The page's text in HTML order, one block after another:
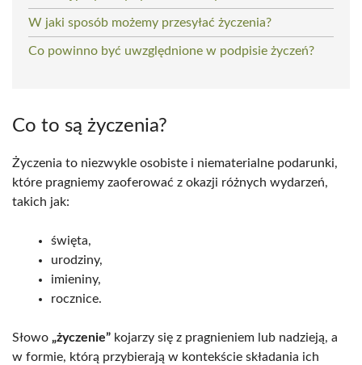
W jaki sposób możemy przesyłać życzenia?
Co powinno być uwzględnione w podpisie życzeń?
Co to są życzenia?
Życzenia to niezwykle osobiste i niematerialne podarunki,
które pragniemy zaoferować z okazji różnych wydarzeń,
takich jak:
święta,
urodziny,
imieniny,
rocznice.
Słowo „życzenie” kojarzy się z pragnieniem lub nadzieją, a
w formie, którą przybierają w kontekście składania ich